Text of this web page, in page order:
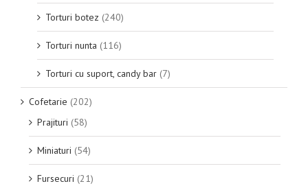
Torturi botez (240)
Torturi nunta (116)
Torturi cu suport, candy bar (7)
Cofetarie (202)
Prajituri (58)
Miniaturi (54)
Fursecuri (21)